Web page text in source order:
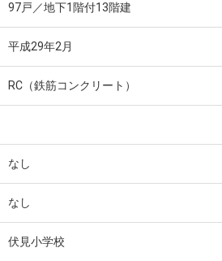
97戸／地下1階付13階建
平成29年2月
RC（鉄筋コンクリート）
なし
なし
伏見小学校